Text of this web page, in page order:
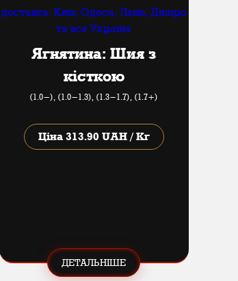
Ягнятина: Шия з
кісткою
(1.0-), (1.0​-​1.3), (1.3​-​1.7), (1.7+)
Ціна 313.90 UAH / Кг
ДЕТАЛЬНІШЕ